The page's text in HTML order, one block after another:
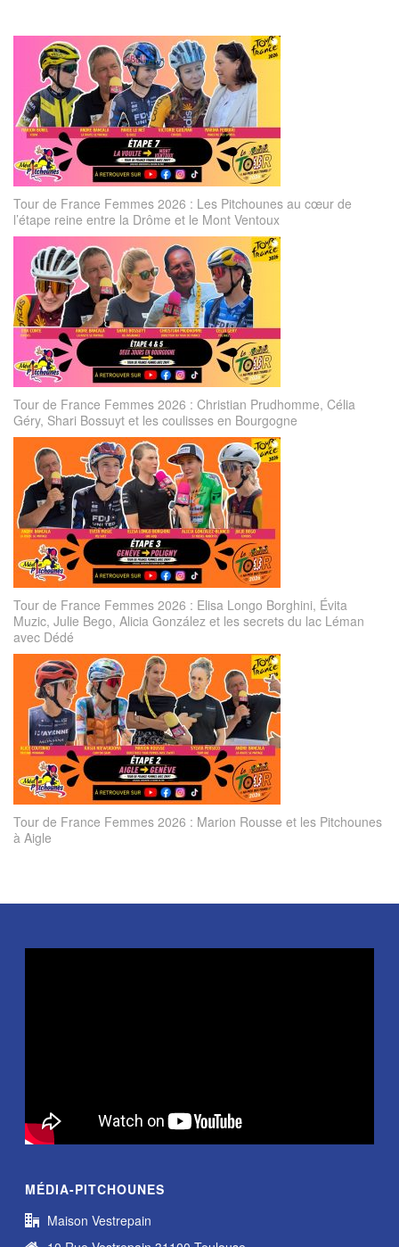
Tour de France Femmes 2026 : Les Pitchounes au cœur de
l’étape reine entre la Drôme et le Mont Ventoux
Tour de France Femmes 2026 : Christian Prudhomme, Célia
Géry, Shari Bossuyt et les coulisses en Bourgogne
Tour de France Femmes 2026 : Elisa Longo Borghini, Évita
Muzic, Julie Bego, Alicia González et les secrets du lac Léman
avec Dédé
Tour de France Femmes 2026 : Marion Rousse et les Pitchounes
à Aigle
MÉDIA-PITCHOUNES
Maison Vestrepain